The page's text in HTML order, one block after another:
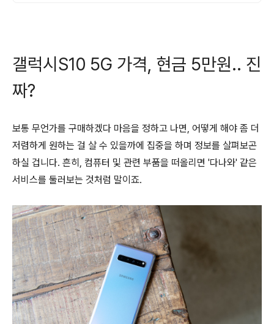
갤럭시S10 5G 가격, 현금 5만원.. 진
짜?
보통 무언가를 구매하겠다 마음을 정하고 나면, 어떻게 해야 좀 더
저렴하게 원하는 걸 살 수 있을까에 집중을 하며 정보를 살펴보곤
하실 겁니다. 흔히, 컴퓨터 및 관련 부품을 떠올리면 '다나와' 같은
서비스를 둘러보는 것처럼 말이죠.